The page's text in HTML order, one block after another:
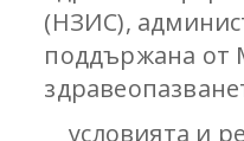
(НЗИС),
поддържана от
условията и